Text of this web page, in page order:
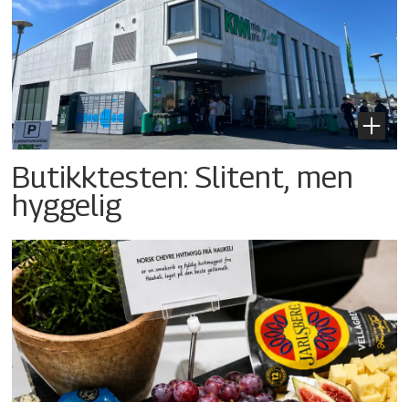
Butikktesten: Slitent, men
hyggelig